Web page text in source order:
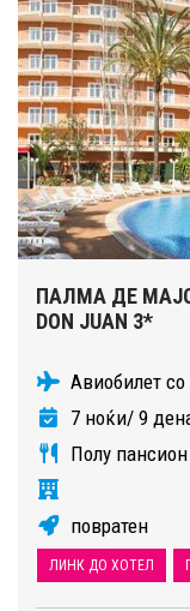
ПАЛМА ДЕ
DON JUAN 3*
Авиобилет
7 ноќи/ 9
Полу пансион
повратен
ЛИНК ДО ХОТЕЛ